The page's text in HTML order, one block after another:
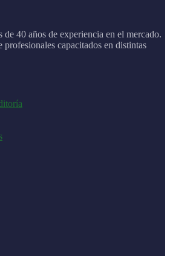
de 40 años de experiencia en el mercado.
profesionales capacitados en distintas